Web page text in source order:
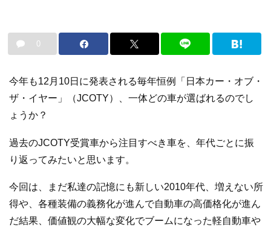
0
今年も12月10日に発表される毎年恒例「日本カー・オブ・
ザ・イヤー」（JCOTY）、一体どの車が選ばれるのでし
ょうか？
過去のJCOTY受賞車から注目すべき車を、年代ごとに振
り返ってみたいと思います。
今回は、まだ私達の記憶にも新しい2010年代、増えない所
得や、各種装備の義務化が進んで自動車の高価格化が進ん
だ結果、価値観の大幅な変化でブームになった軽自動車や